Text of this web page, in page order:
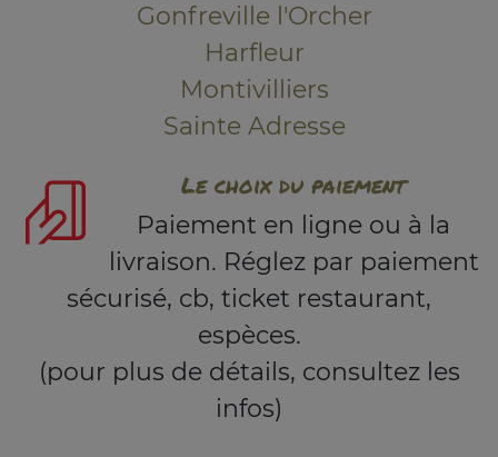
Gonfreville l'Orcher
Harfleur
Montivilliers
Sainte Adresse
Le choix du paiement
Paiement en ligne ou à la
livraison. Réglez par paiement
sécurisé, cb, ticket restaurant,
espèces.
(pour plus de détails, consultez les
infos)